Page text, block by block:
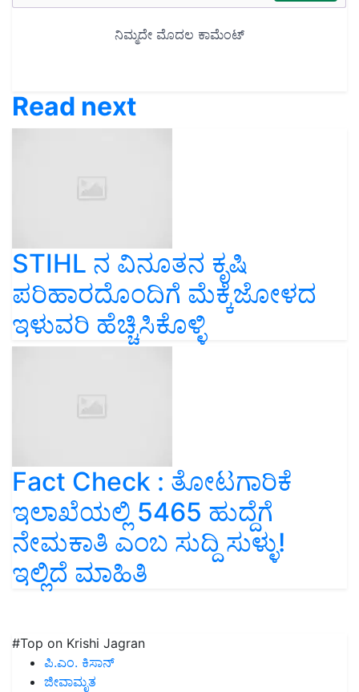
Read next
STIHL ನ ವಿನೂತನ ಕೃಷಿ
ಪರಿಹಾರದೊಂದಿಗೆ ಮೆಕ್ಕೆಜೋಳದ
ಇಳುವರಿ ಹೆಚ್ಚಿಸಿಕೊಳ್ಳಿ
Fact Check : ತೋಟಗಾರಿಕೆ
ಇಲಾಖೆಯಲ್ಲಿ 5465 ಹುದ್ದೆಗೆ
ನೇಮಕಾತಿ ಎಂಬ ಸುದ್ದಿ ಸುಳ್ಳು!
ಇಲ್ಲಿದೆ ಮಾಹಿತಿ
#Top on Krishi Jagran
ಪಿ.ಎಂ. ಕಿಸಾನ್
ಜೀವಾಮೃತ